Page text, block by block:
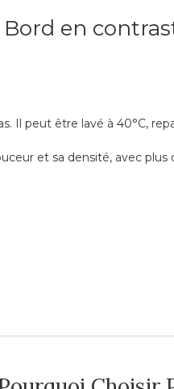
en
Il peut être lavé à 40°C,
et sa densité, avec